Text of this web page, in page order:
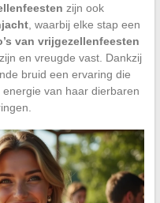
zijn ook
, waarbij elke stap een
van vrijgezellenfeesten
en vreugde vast. Dankzij
bruid een ervaring die
van haar dierbaren